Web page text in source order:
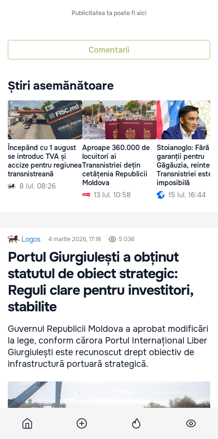
Publicitatea ta poate fi aici
Comentarii
Știri asemănătoare
Începând cu 1 august
se introduc TVA și
accize pentru regiunea
transnistreană
8 Iul. 08:26
Aproape 360.000 de
locuitori ai
Transnistriei dețin
cetățenia Republicii
Moldova
13 Iul. 10:58
Stoianoglo: Fără
garanții pentru
Găgăuzia,
Transnistriei este
imposibilă
15 Iul. 16:44
Logos 4 martie 2026, 17:18 5 036
Portul Giurgiulești a obținut
statutul de obiect strategic:
Reguli clare pentru investitori,
stabilite
Guvernul Republicii Moldova a aprobat modificări
la lege, conform cărora Portul Internațional Liber
Giurgiulești este recunoscut drept obiectiv de
infrastructură portuară strategică.